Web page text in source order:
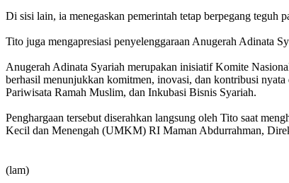
Di sisi lain, ia menegaskan pemerintah tetap berpegang teguh
Tito juga mengapresiasi penyelenggaraan Anugerah Adinata
Anugerah Adinata Syariah merupakan inisiatif Komite
berhasil menunjukkan komitmen, inovasi, dan kontribusi
Pariwisata Ramah Muslim, dan Inkubasi Bisnis Syariah.
Penghargaan tersebut diserahkan langsung oleh Tito saat
Kecil dan Menengah (UMKM) RI Maman Abdurrahman,
(lam)